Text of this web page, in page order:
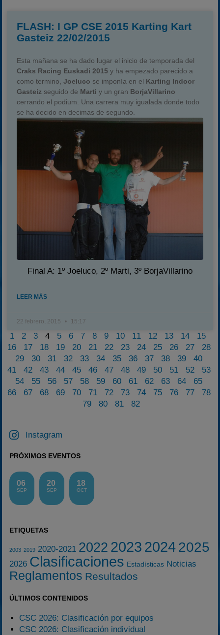
FLASH: I GP CSE 2015 Karting Kart
Gasteiz 22/02/2015
Esta mañana se ha dado lugar el inicio de temporada del
Craks Racing Euskadi 2015 y ha empezado parecido a
como termino,Joelucose imponía en el Karting Indoor
Gasteiz seguido de Martiy un gran BorjaVillarino
cerrando el podium. Una carrera muy igualada donde todo
se ha decido en decimas de segundo.
Final A: 1º Joeluco, 2º Marti, 3º BorjaVillarino
LEER MÁS
22 febrero, 2015 15:17
1 2 3 4 5 6 7 8 9 10 11 12 13 14
15
16
17 18 19 20 21 22 23 24 25 26 27
28
29
30 31 32 33 34 35 36 37 38 39
40
41
42 43 44 45 46 47 48 49 50 51 52
53
54
55 56 57 58 59 60 61 62 63 64
65
66
67 68 69 70 71 72 73 74 75 76 77
78
79
80 81 82
Instagram
PRÓXIMOS EVENTOS
06
SEP
20
SEP
18
OCT
ETIQUETAS
2003 2019 2020-2021 2022 2023 20242025
2026 Clasificaciones Estadísticas Noticias
Reglamentos Resultados
ÚLTIMOS CONTENIDOS
CSC 2026: Clasificación por equipos
CSC 2026: Clasificación individual